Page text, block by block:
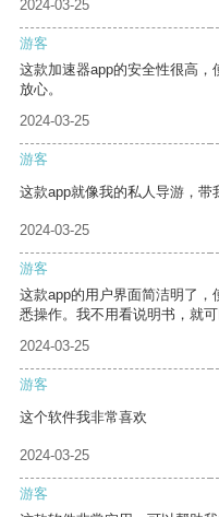
2024-03-25
游客
这款加速器app的安全性很高
放心。
2024-03-25
游客
这款app就像我的私人导游，带
2024-03-25
游客
这款app的用户界面简洁明了
悉操作。我不用看说明书，就可
2024-03-25
游客
这个软件我非常喜欢
2024-03-25
游客